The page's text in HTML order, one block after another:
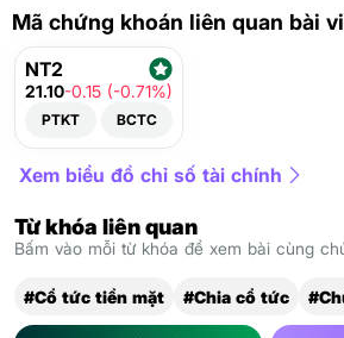
Mã chứng khoán liên quan bài
NT2
21.10-0.15 (-0.71%)
PTKT BCTC
Xem biểu đồ chỉ số tài chính
Từ khóa liên quan
Bấm vào mỗi từ khóa để xem bài cùng
#Cổ tức tiền mặt #Chia cổ tức